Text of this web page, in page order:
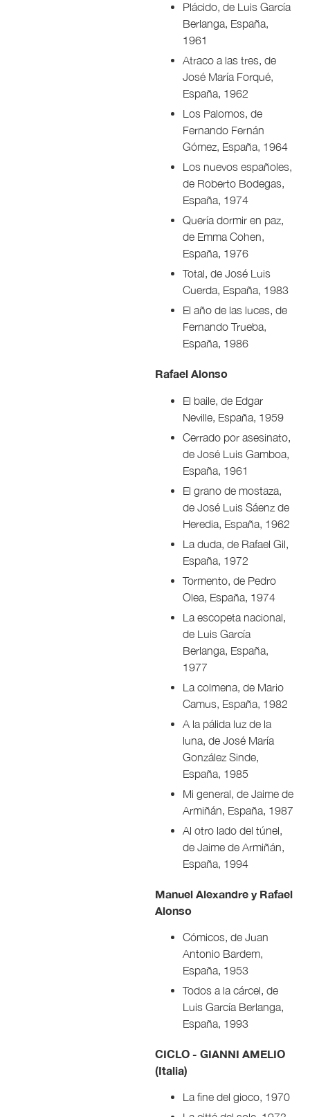
Plácido, de Luis García
Berlanga, España,
1961
Atraco a las tres, de
José María Forqué,
España, 1962
Los Palomos, de
Fernando Fernán
Gómez, España, 1964
Los nuevos españoles,
de Roberto Bodegas,
España, 1974
Quería dormir en paz,
de Emma Cohen,
España, 1976
Total, de José Luis
Cuerda, España, 1983
El año de las luces, de
Fernando Trueba,
España, 1986
Rafael Alonso
El baile, de Edgar
Neville, España, 1959
Cerrado por asesinato,
de José Luis Gamboa,
España, 1961
El grano de mostaza,
de José Luis Sáenz de
Heredia, España, 1962
La duda, de Rafael Gil,
España, 1972
Tormento, de Pedro
Olea, España, 1974
La escopeta nacional,
de Luis García
Berlanga, España,
1977
La colmena, de Mario
Camus, España, 1982
A la pálida luz de la
luna, de José María
González Sinde,
España, 1985
Mi general, de Jaime de
Armiñán, España, 1987
Al otro lado del túnel,
de Jaime de Armiñán,
España, 1994
Manuel Alexandre y Rafael
Alonso
Cómicos, de Juan
Antonio Bardem,
España, 1953
Todos a la cárcel, de
Luis García Berlanga,
España, 1993
CICLO - GIANNI AMELIO
(Italia)
La fine del gioco, 1970